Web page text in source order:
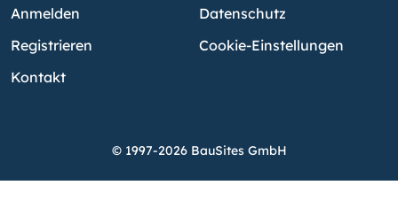
Anmelden
Registrieren
Kontakt
Datenschutz
Cookie-Einstellungen
© 1997-2026 BauSites GmbH